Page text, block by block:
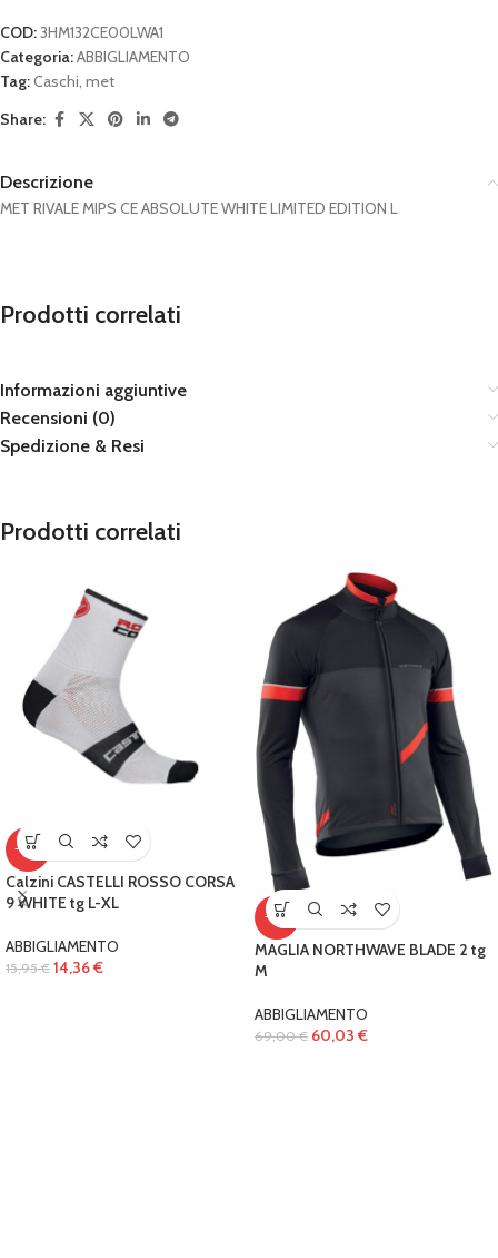
COD:3HM132CE00LWA1
Categoria:ABBIGLIAMENTO
Tag:Caschi, met
Share:
Descrizione
MET RIVALE MIPS CE ABSOLUTE WHITE LIMITED EDITION L
Prodotti correlati
Informazioni aggiuntive
Recensioni (0)
Spedizione & Resi
Prodotti correlati
-10%
Calzini CASTELLI ROSSO CORSA
9 WHITE tg L-XL
ABBIGLIAMENTO
15,95€ 14,36€
-13%
MAGLIA NORTHWAVE BLADE 2 tg
M
ABBIGLIAMENTO
69,00€ 60,03 €